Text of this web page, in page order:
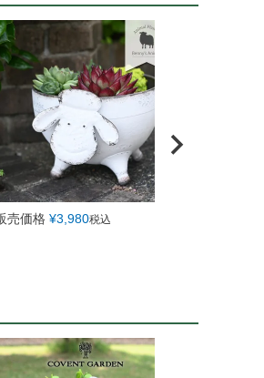
売価格 ¥3,980税込